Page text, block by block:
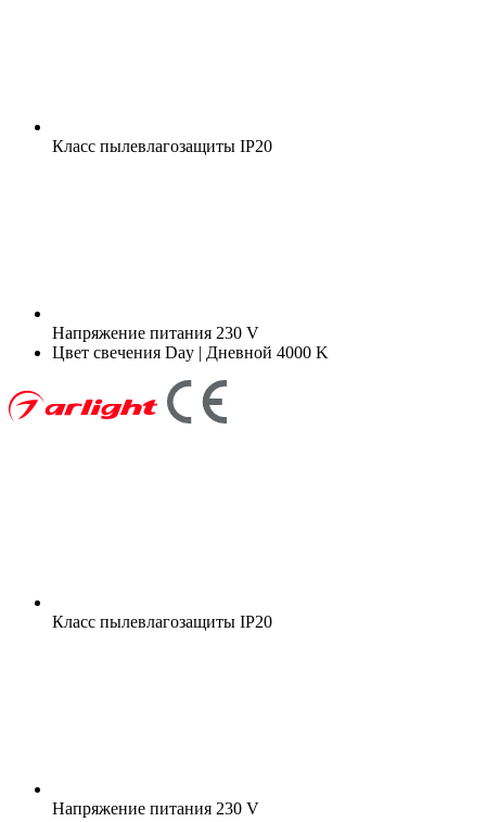
Класс пылевлагозащиты IP20
Напряжение питания 230 V
Цвет свечения Day | Дневной 4000 K
Класс пылевлагозащиты IP20
Напряжение питания 230 V